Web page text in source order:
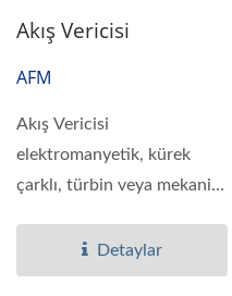
Akış Vericisi
AFM
Akış Vericisi
elektromanyetik, kürek
çarklı, türbin veya mekanik
Detaylar